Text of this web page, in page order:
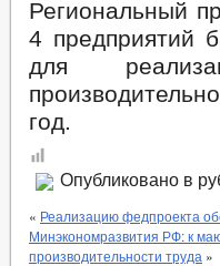
Региональный
4 предприятий
для
год.
Опубликовано в
« Реализацию федпроекта
Минэкономразвития РФ: к
производительности труда »